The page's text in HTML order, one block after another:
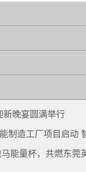
新晚宴圆满举行
制造工厂项目启动
能量杯，共燃东莞